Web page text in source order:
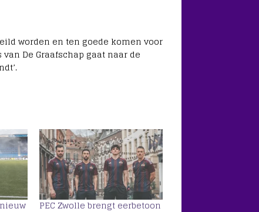
worden en ten goede komen voor
De Graafschap gaat naar de
PEC Zwolle brengt eerbetoon